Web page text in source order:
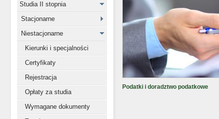
Studia II stopnia
Stacjonarne
Niestacjonarne
Kierunki i specjalności
Certyfikaty
Rejestracja
Opłaty za studia
Wymagane dokumenty
Podatki i doradztwo podatkowe